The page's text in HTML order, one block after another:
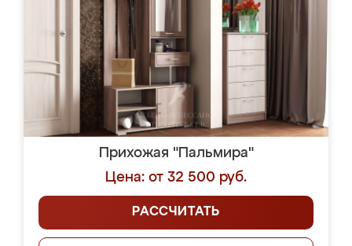
Прихожая "Пальмира"
Цена: от 32 500 руб.
РАССЧИТАТЬ